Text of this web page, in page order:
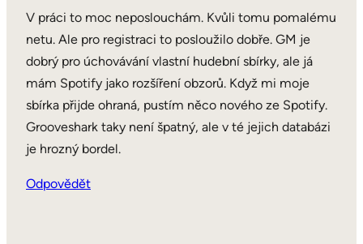
V práci to moc neposlouchám. Kvůli tomu pomalému
netu. Ale pro registraci to posloužilo dobře. GM je
dobrý pro úchovávání vlastní hudební sbírky, ale já
mám Spotify jako rozšíření obzorů. Když mi moje
sbírka přijde ohraná, pustím něco nového ze Spotify.
Grooveshark taky není špatný, ale v té jejich databázi
je hrozný bordel.
Odpovědět